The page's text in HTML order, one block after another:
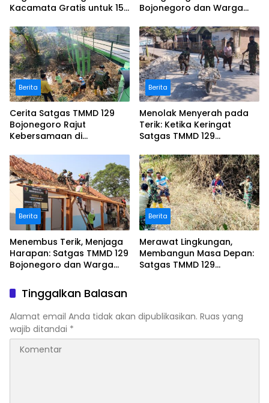
Kacamata Gratis untuk 150
Bojonegoro dan Warga
Rumah Belajar Nyaman
Berita
Cerita Satgas TMMD 129
Bojonegoro Rajut
Kebersamaan di
Berita
Menolak Menyerah pada
Terik: Ketika Keringat
Satgas TMMD 129
Kesongo Menyatu Demi
Jalan Masa Depan
Berita
Menembus Terik, Menjaga
Harapan: Satgas TMMD 129
Bojonegoro dan Warga
Genteng Rumah Bu Tini
Berita
Merawat Lingkungan,
Membangun Masa Depan:
Satgas TMMD 129
Tinggalkan Balasan
Alamat email Anda tidak akan dipublikasikan. Ruas yang
wajib ditandai *